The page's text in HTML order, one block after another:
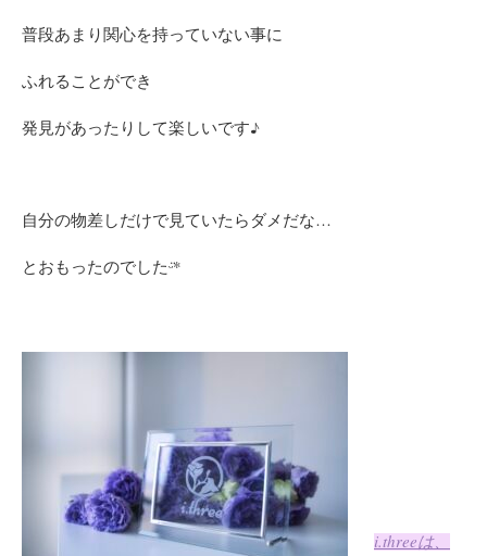
普段あまり関心を持っていない事に
ふれることができ
発見があったりして楽しいです♪
自分の物差しだけで見ていたらダメだな…
とおもったのでしたᵕ̈*
i.threeは、